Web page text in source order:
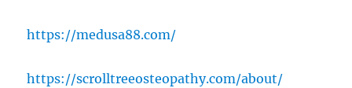
https://medusa88.com/
https://scrolltreeosteopathy.com/about/